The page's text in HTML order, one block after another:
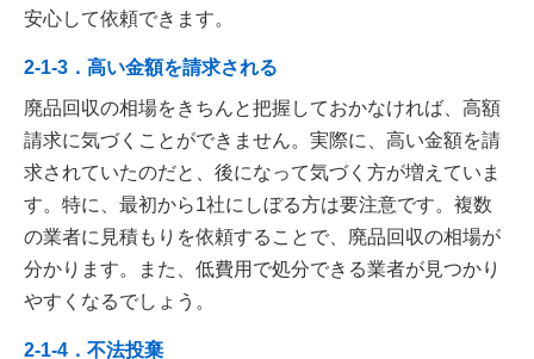
安心して依頼できます。
2-1-3．高い金額を請求される
廃品回収の相場をきちんと把握しておかなければ、高額
請求に気づくことができません。実際に、高い金額を請
求されていたのだと、後になって気づく方が増えていま
す。特に、最初から1社にしぼる方は要注意です。複数
の業者に見積もりを依頼することで、廃品回収の相場が
分かります。また、低費用で処分できる業者が見つかり
やすくなるでしょう。
2-1-4．不法投棄